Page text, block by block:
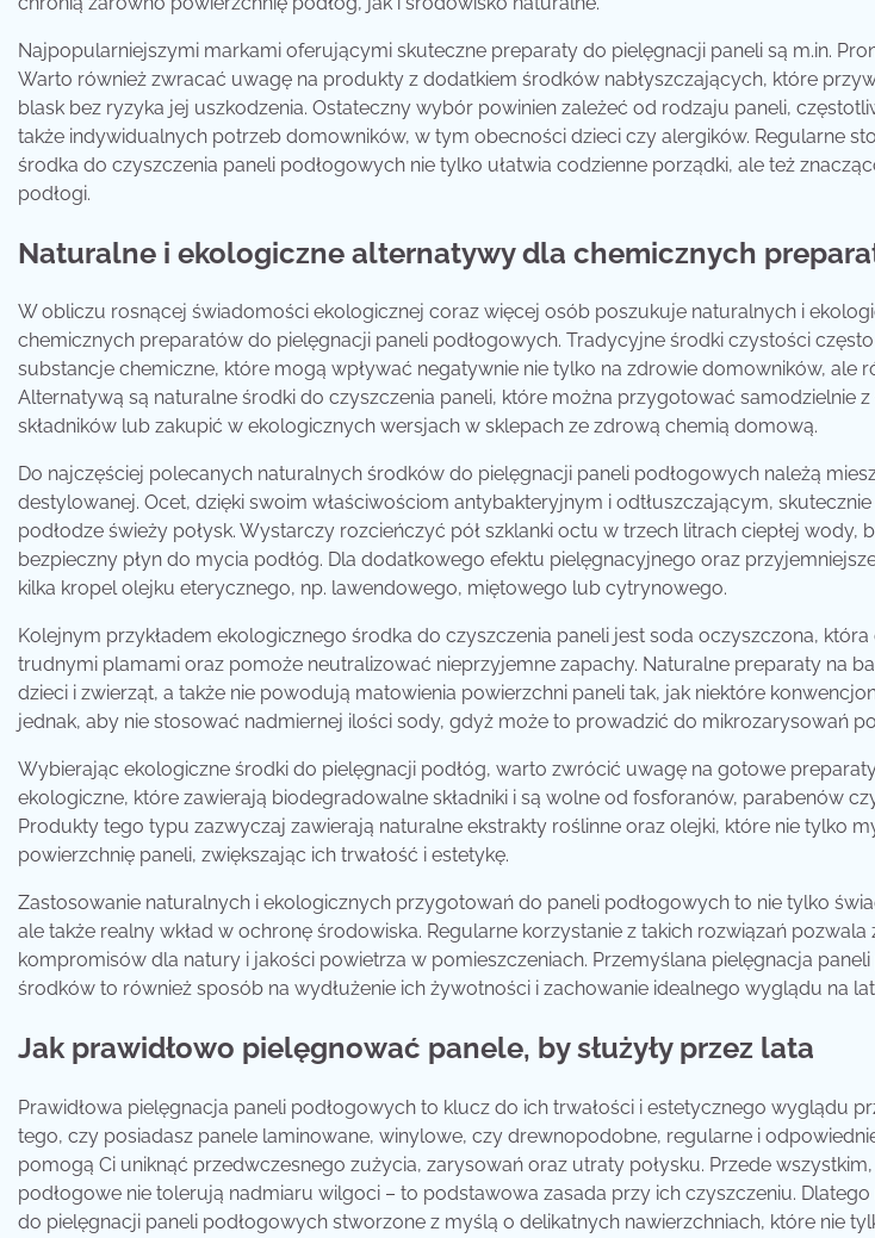
Najpopularniejszymi markami oferującymi skuteczne preparaty do pielęgnacji paneli są m.in.
Warto również zwracać uwagę na produkty z dodatkiem środków nabłyszczających, które
blask bez ryzyka jej uszkodzenia. Ostateczny wybór powinien zależeć od rodzaju paneli,
także indywidualnych potrzeb domowników, w tym obecności dzieci czy alergików. Regularne
środka do czyszczenia paneli podłogowych nie tylko ułatwia codzienne porządki, ale też
podłogi.
Naturalne i ekologiczne alternatywy dla chemicznych
W obliczu rosnącej świadomości ekologicznej coraz więcej osób poszukuje naturalnych i
chemicznych preparatów do pielęgnacji paneli podłogowych. Tradycyjne środki czystości
substancje chemiczne, które mogą wpływać negatywnie nie tylko na zdrowie domowników, ale
Alternatywą są naturalne środki do czyszczenia paneli, które można przygotować samodzielnie
składników lub zakupić w ekologicznych wersjach w sklepach ze zdrową chemią domową.
Do najczęściej polecanych naturalnych środków do pielęgnacji paneli podłogowych należą
destylowanej. Ocet, dzięki swoim właściwościom antybakteryjnym i odtłuszczającym,
podłodze świeży połysk. Wystarczy rozcieńczyć pół szklanki octu w trzech litrach ciepłej wody,
bezpieczny płyn do mycia podłóg. Dla dodatkowego efektu pielęgnacyjnego oraz
kilka kropel olejku eterycznego, np. lawendowego, miętowego lub cytrynowego.
Kolejnym przykładem ekologicznego środka do czyszczenia paneli jest soda oczyszczona,
trudnymi plamami oraz pomoże neutralizować nieprzyjemne zapachy. Naturalne preparaty na
dzieci i zwierząt, a także nie powodują matowienia powierzchni paneli tak, jak niektóre
jednak, aby nie stosować nadmiernej ilości sody, gdyż może to prowadzić do mikrozarysowań
Wybierając ekologiczne środki do pielęgnacji podłóg, warto zwrócić uwagę na gotowe
ekologiczne, które zawierają biodegradowalne składniki i są wolne od fosforanów, parabenów
Produkty tego typu zazwyczaj zawierają naturalne ekstrakty roślinne oraz olejki, które nie tylko
powierzchnię paneli, zwiększając ich trwałość i estetykę.
Zastosowanie naturalnych i ekologicznych przygotowań do paneli podłogowych to nie tylko
ale także realny wkład w ochronę środowiska. Regularne korzystanie z takich rozwiązań
kompromisów dla natury i jakości powietrza w pomieszczeniach. Przemyślana pielęgnacja
środków to również sposób na wydłużenie ich żywotności i zachowanie idealnego wyglądu na
Jak prawidłowo pielęgnować panele, by służyły przez lata
Prawidłowa pielęgnacja paneli podłogowych to klucz do ich trwałości i estetycznego wyglądu
tego, czy posiadasz panele laminowane, winylowe, czy drewnopodobne, regularne i
pomogą Ci uniknąć przedwczesnego zużycia, zarysowań oraz utraty połysku. Przede
podłogowe nie tolerują nadmiaru wilgoci – to podstawowa zasada przy ich czyszczeniu.
do pielęgnacji paneli podłogowych stworzone z myślą o delikatnych nawierzchniach, które nie